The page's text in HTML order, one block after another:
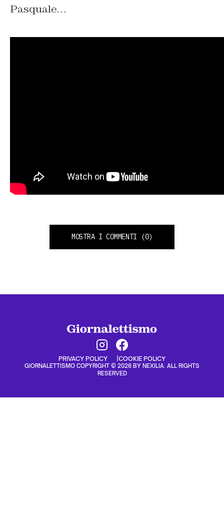
Pasquale…
MOSTRA I COMMENTI (0)
PRIVACY POLICY COOKIE POLICY
GIORNALETTISMO COPYRIGHT © 2026 BY NEXILIA. ALL RIGHTS
RESERVED